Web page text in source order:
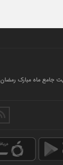
جامع ماه مبارک رمضان